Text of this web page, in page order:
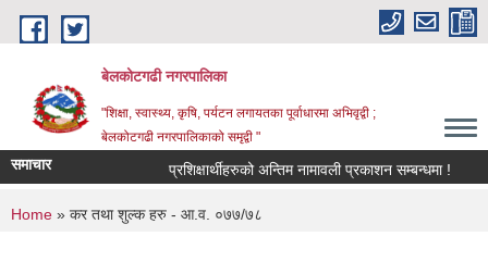
Skip to main content
बेलकोटगढी नगरपालिका
"शिक्षा, स्वास्थ्य, कृषि, पर्यटन लगायतका पूर्वाधारमा अभिवृद्वी ;
बेलकोटगढी नगरपालिकाको समृद्वी "
समाचार प्रशिक्षार्थीहरुको अन्तिम नामावली प्रकाशन सम्बन्धमा !
You are here
Home » कर तथा शुल्क हरु - आ.व. ०७७/७८